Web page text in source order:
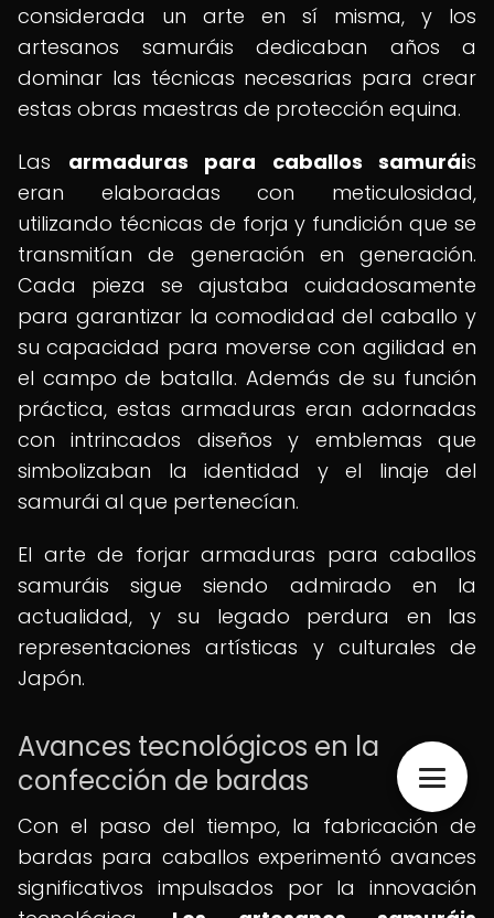
considerada un arte en sí misma, y los
artesanos samuráis dedicaban años a
dominar las técnicas necesarias para crear
estas obras maestras de protección equina.
Las armaduras para caballos samuráis
eran elaboradas con meticulosidad,
utilizando técnicas de forja y fundición que se
transmitían de generación en generación.
Cada pieza se ajustaba cuidadosamente
para garantizar la comodidad del caballo y
su capacidad para moverse con agilidad en
el campo de batalla. Además de su función
práctica, estas armaduras eran adornadas
con intrincados diseños y emblemas que
simbolizaban la identidad y el linaje del
samurái al que pertenecían.
El arte de forjar armaduras para caballos
samuráis sigue siendo admirado en la
actualidad, y su legado perdura en las
representaciones artísticas y culturales de
Japón.
Avances tecnológicos en la
confección de bardas
Con el paso del tiempo, la fabricación de
bardas para caballos experimentó avances
significativos impulsados por la innovación